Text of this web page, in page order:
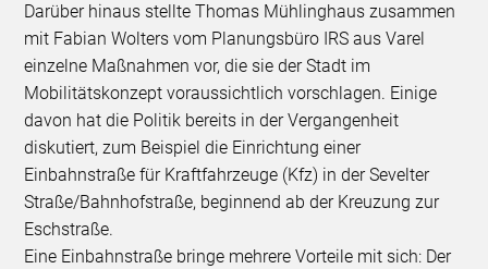
Darüber hinaus stellte Thomas Mühlinghaus zusammen
mit Fabian Wolters vom Planungsbüro IRS aus Varel
einzelne Maßnahmen vor, die sie der Stadt im
Mobilitätskonzept voraussichtlich vorschlagen. Einige
davon hat die Politik bereits in der Vergangenheit
diskutiert, zum Beispiel die Einrichtung einer
Einbahnstraße für Kraftfahrzeuge (Kfz) in der Sevelter
Straße/Bahnhofstraße, beginnend ab der Kreuzung zur
Eschstraße.
Eine Einbahnstraße bringe mehrere Vorteile mit sich: Der